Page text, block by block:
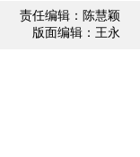
责任编辑：陈慧颖
版面编辑：王永